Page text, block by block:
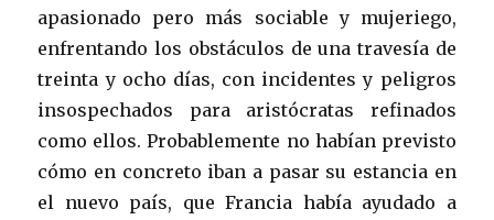
apasionado pero más sociable y mujeriego,
enfrentando los obstáculos de una travesía de
treinta y ocho días, con incidentes y peligros
insospechados para aristócratas refinados
como ellos. Probablemente no habían previsto
cómo en concreto iban a pasar su estancia en
el nuevo país, que Francia había ayudado a